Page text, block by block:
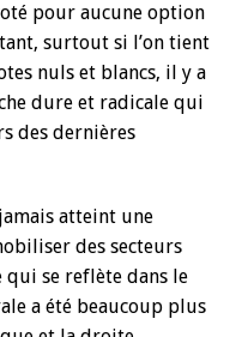
pour aucune option
surtout si l’on tient
nuls et blancs, il y a
dure et radicale qui
des dernières
atteint une
des secteurs
se reflète dans le
a été beaucoup plus